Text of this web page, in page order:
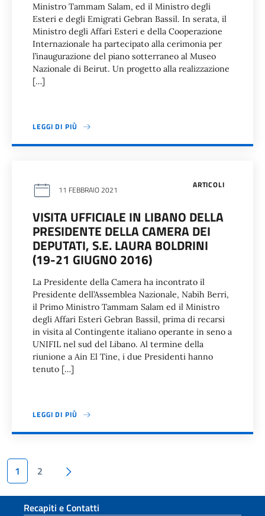
Ministro Tammam Salam, ed il Ministro degli
Esteri e degli Emigrati Gebran Bassil. In serata, il
Ministro degli Affari Esteri e della Cooperazione
Internazionale ha partecipato alla cerimonia per
l’inaugurazione del piano sotterraneo al Museo
Nazionale di Beirut. Un progetto alla realizzazione
[…]
LEGGI DI PIÙ
ARTICOLI
11 FEBBRAIO 2021
VISITA UFFICIALE IN LIBANO DELLA
PRESIDENTE DELLA CAMERA DEI
DEPUTATI, S.E. LAURA BOLDRINI
(19-21 GIUGNO 2016)
La Presidente della Camera ha incontrato il
Presidente dell’Assemblea Nazionale, Nabih Berri,
il Primo Ministro Tammam Salam ed il Ministro
degli Affari Esteri Gebran Bassil, prima di recarsi
in visita al Contingente italiano operante in seno a
UNIFIL nel sud del Libano. Al termine della
riunione a Ain El Tine, i due Presidenti hanno
tenuto […]
LEGGI DI PIÙ
Paginazione
1 2
Sezione footer
Recapiti e Contatti